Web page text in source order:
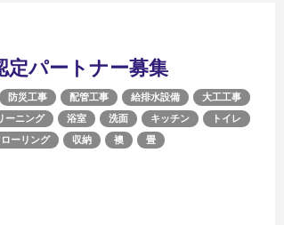
定パートナー募集
防災工事 配管工事 給排水設備
大工工事
ーニング 浴室 洗面 キッチン
トイレ
ローリング 収納 襖 畳